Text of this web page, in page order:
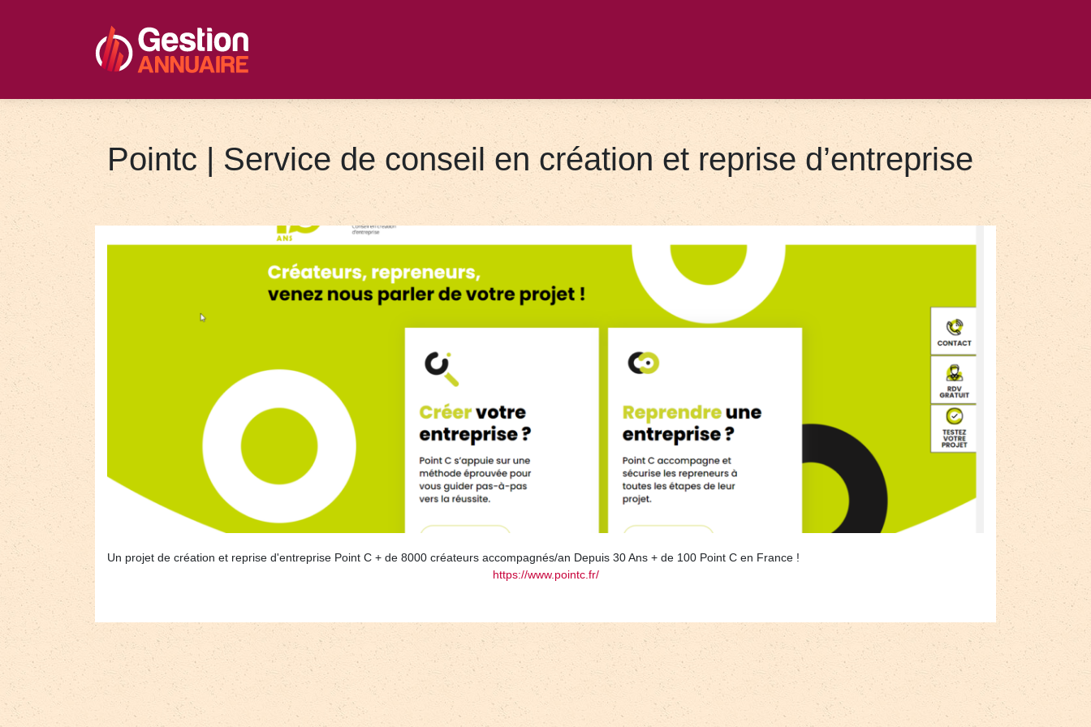
Pointc | Service de conseil en création et reprise d’entreprise
Un projet de création et reprise d'entreprise Point C + de 8000 créateurs accompagnés/an Depuis 30 Ans + de 100 Point C en France !
https://www.pointc.fr/